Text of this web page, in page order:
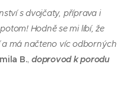
s dvojčaty, příprava i
Hodně se mi líbí, že
a má načteno víc odborných
B., doprovod k porodu